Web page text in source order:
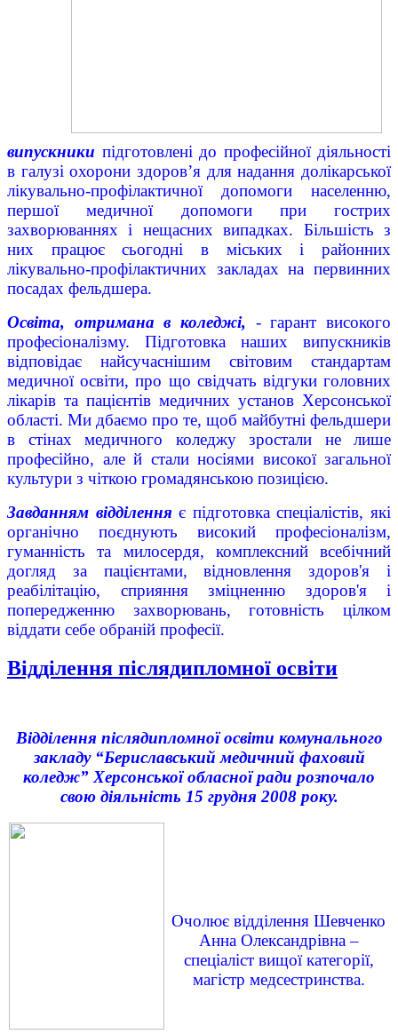
випускники підготовлені до професійної діяльності
в галузі охорони здоров’я для надання долікарської
лікувально-профілактичної допомоги населенню,
першої медичної допомоги при гострих
захворюваннях і нещасних випадках. Більшість з
них працює сьогодні в міських і районних
лікувально-профілактичних закладах на первинних
посадах фельдшера.
Освіта, отримана в коледжі, - гарант високого
професіоналізму. Підготовка наших випускників
відповідає найсучаснішим світовим стандартам
медичної освіти, про що свідчать відгуки головних
лікарів та пацієнтів медичних установ Херсонської
області. Ми дбаємо про те, щоб майбутні фельдшери
в стінах медичного коледжу зростали не лише
професійно, але й стали носіями високої загальної
культури з чіткою громадянською позицією.
Завданням відділення є підготовка спеціалістів, які
органічно поєднують високий професіоналізм,
гуманність та милосердя, комплексний всебічний
догляд за пацієнтами, відновлення здоров'я і
реабілітацію, сприяння зміцненню здоров'я і
попередженню захворювань, готовність цілком
віддати себе обраній професії.
Відділення післядипломної освіти
Відділення післядипломної освіти комунального
закладу “Бериславський медичний фаховий
коледж” Херсонської обласної ради розпочало
свою діяльність 15 грудня 2008 року.
Очолює відділення Шевченко
Анна Олександрівна –
спеціаліст вищої категорії,
магістр медсестринства.